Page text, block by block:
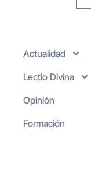
Actualidad
Lectio Divina
Opinión
Formación